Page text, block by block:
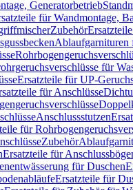
Generatorbetrieb
für Wandmontage,
Zubehör
Ablaufgarnituren
für
Ersatzteile für UP-
für Anschlüsse
Anschlussstutzen
für
Zubehör
Ersatzteile für
für Duschen
Ersatzteile für